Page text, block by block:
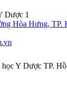
Dược 1
Hòa Hưng, TP.
Y Dược TP.